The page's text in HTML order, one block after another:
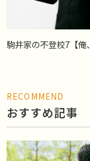
駒井家の不登校7【俺
RECOMMEND
おすすめ記事